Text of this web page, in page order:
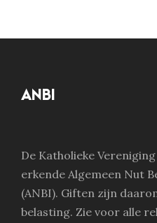
ANBI
De Katholieke
erkende Algemeen Nut
(ANBI). Giften zijn
belasting. Zie voor alle